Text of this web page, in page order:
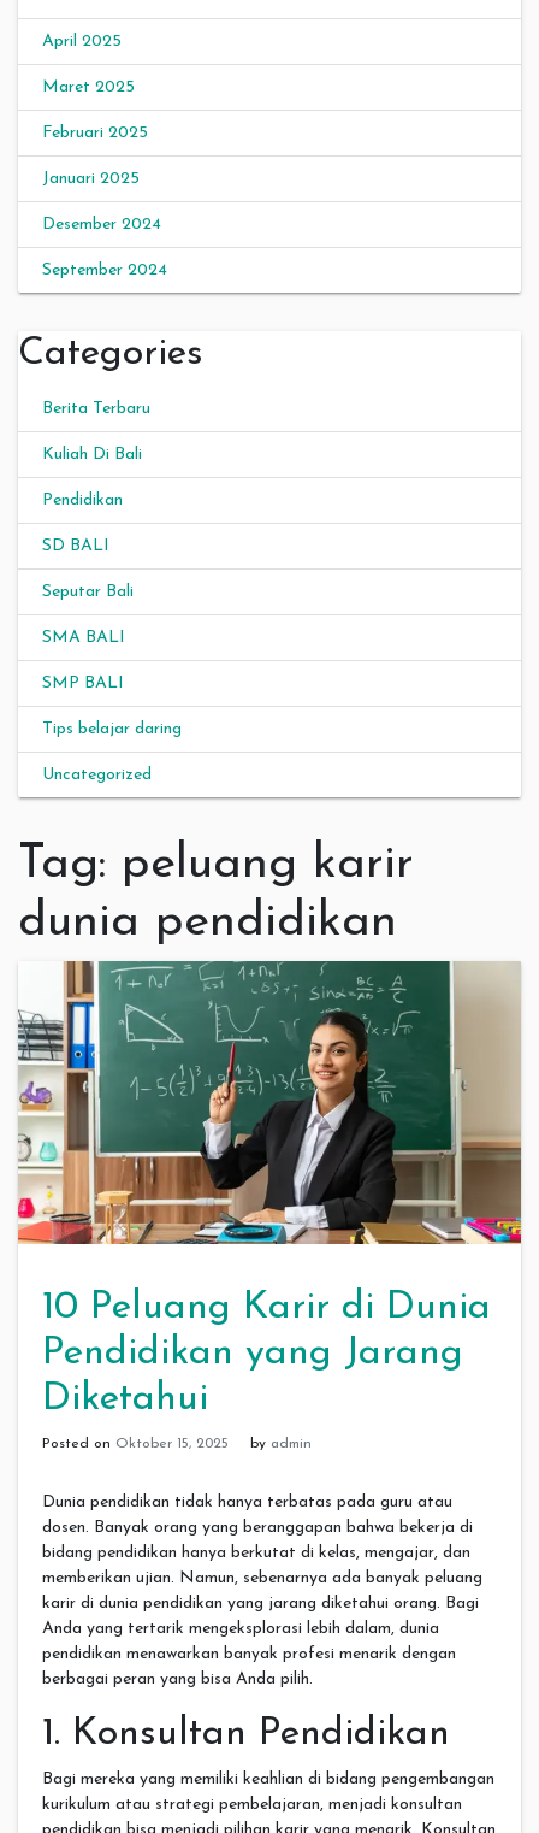
April 2025
Maret 2025
Februari 2025
Januari 2025
Desember 2024
September 2024
Categories
Berita Terbaru
Kuliah Di Bali
Pendidikan
SD BALI
Seputar Bali
SMA BALI
SMP BALI
Tips belajar daring
Uncategorized
Tag: peluang karir
dunia pendidikan
10 Peluang Karir di Dunia
Pendidikan yang Jarang
Diketahui
Posted on Oktober 15, 2025 by admin
Dunia pendidikan tidak hanya terbatas pada guru atau
dosen. Banyak orang yang beranggapan bahwa bekerja di
bidang pendidikan hanya berkutat di kelas, mengajar, dan
memberikan ujian. Namun, sebenarnya ada banyak peluang
karir di dunia pendidikan yang jarang diketahui orang. Bagi
Anda yang tertarik mengeksplorasi lebih dalam, dunia
pendidikan menawarkan banyak profesi menarik dengan
berbagai peran yang bisa Anda pilih.
1. Konsultan Pendidikan
Bagi mereka yang memiliki keahlian di bidang pengembangan
kurikulum atau strategi pembelajaran, menjadi konsultan